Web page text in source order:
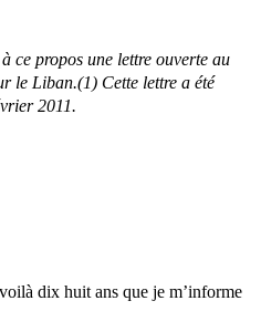
ce propos une lettre ouverte au
le Liban.(1) Cette lettre a été
2011.
dix huit ans que je m’informe